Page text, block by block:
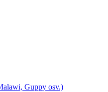
Guppy osv.)